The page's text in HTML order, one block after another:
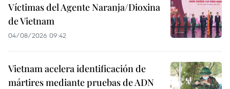
Víctimas del Agente Naranja/Dioxina
de Vietnam
04/08/2026 09:42
Vietnam acelera identificación de
mártires mediante pruebas de ADN